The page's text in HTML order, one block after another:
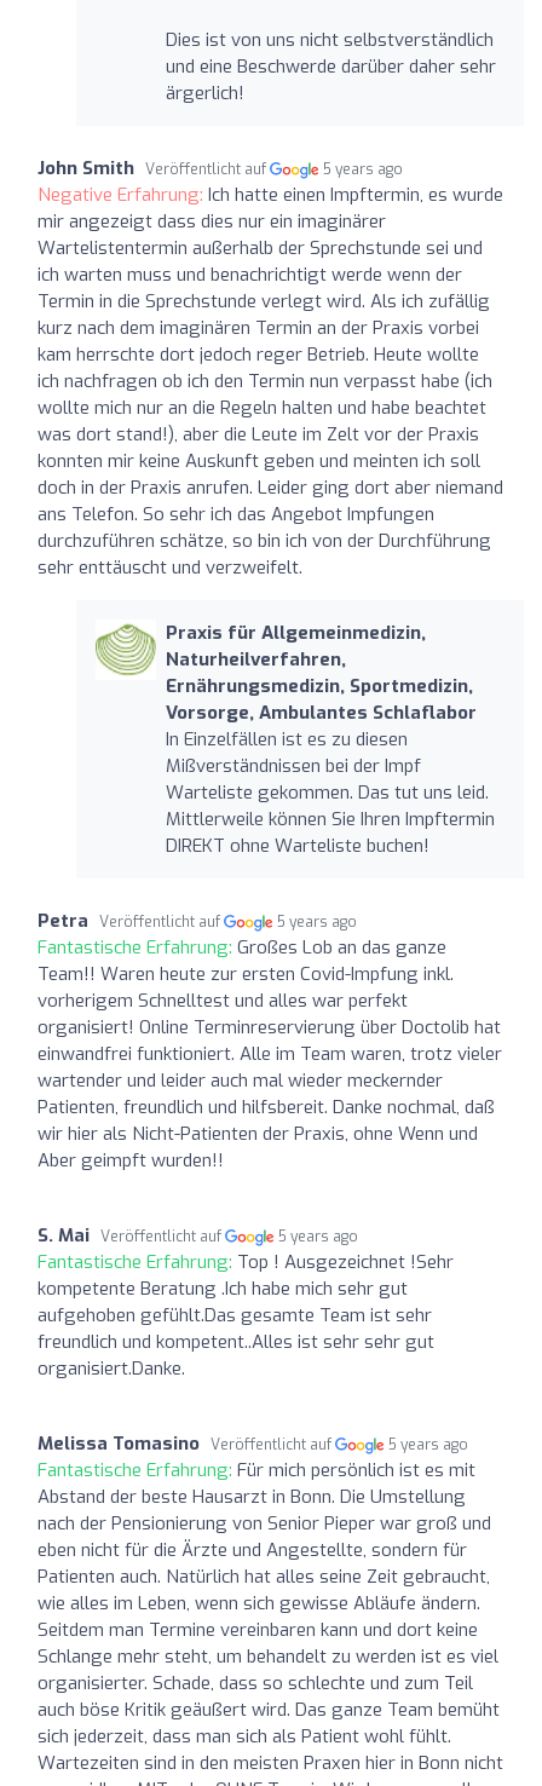
Dies ist von uns nicht selbstverständlich
und eine Beschwerde darüber daher sehr
ärgerlich!
John Smith Veröffentlicht auf 5 years ago
Negative Erfahrung: Ich hatte einen Impftermin, es wurde
mir angezeigt dass dies nur ein imaginärer
Wartelistentermin außerhalb der Sprechstunde sei und
ich warten muss und benachrichtigt werde wenn der
Termin in die Sprechstunde verlegt wird. Als ich zufällig
kurz nach dem imaginären Termin an der Praxis vorbei
kam herrschte dort jedoch reger Betrieb. Heute wollte
ich nachfragen ob ich den Termin nun verpasst habe (ich
wollte mich nur an die Regeln halten und habe beachtet
was dort stand!), aber die Leute im Zelt vor der Praxis
konnten mir keine Auskunft geben und meinten ich soll
doch in der Praxis anrufen. Leider ging dort aber niemand
ans Telefon. So sehr ich das Angebot Impfungen
durchzuführen schätze, so bin ich von der Durchführung
sehr enttäuscht und verzweifelt.
Praxis für Allgemeinmedizin,
Naturheilverfahren,
Ernährungsmedizin, Sportmedizin,
Vorsorge, Ambulantes Schlaflabor
In Einzelfällen ist es zu diesen
Mißverständnissen bei der Impf
Warteliste gekommen. Das tut uns leid.
Mittlerweile können Sie Ihren Impftermin
DIREKT ohne Warteliste buchen!
Petra Veröffentlicht auf 5 years ago
Fantastische Erfahrung: Großes Lob an das ganze
Team!! Waren heute zur ersten Covid-Impfung inkl.
vorherigem Schnelltest und alles war perfekt
organisiert! Online Terminreservierung über Doctolib hat
einwandfrei funktioniert. Alle im Team waren, trotz vieler
wartender und leider auch mal wieder meckernder
Patienten, freundlich und hilfsbereit. Danke nochmal, daß
wir hier als Nicht-Patienten der Praxis, ohne Wenn und
Aber geimpft wurden!!
S. Mai Veröffentlicht auf 5 years ago
Fantastische Erfahrung: Top ! Ausgezeichnet !Sehr
kompetente Beratung .Ich habe mich sehr gut
aufgehoben gefühlt.Das gesamte Team ist sehr
freundlich und kompetent..Alles ist sehr sehr gut
organisiert.Danke.
Melissa Tomasino Veröffentlicht auf 5 years ago
Fantastische Erfahrung: Für mich persönlich ist es mit
Abstand der beste Hausarzt in Bonn. Die Umstellung
nach der Pensionierung von Senior Pieper war groß und
eben nicht für die Ärzte und Angestellte, sondern für
Patienten auch. Natürlich hat alles seine Zeit gebraucht,
wie alles im Leben, wenn sich gewisse Abläufe ändern.
Seitdem man Termine vereinbaren kann und dort keine
Schlange mehr steht, um behandelt zu werden ist es viel
organisierter. Schade, dass so schlechte und zum Teil
auch böse Kritik geäußert wird. Das ganze Team bemüht
sich jederzeit, dass man sich als Patient wohl fühlt.
Wartezeiten sind in den meisten Praxen hier in Bonn nicht